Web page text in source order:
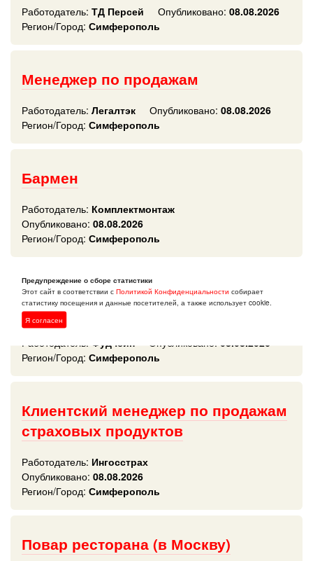
Работодатель: ТД Персей Опубликовано: 08.08.2026
Регион/Город: Симферополь
Менеджер по продажам
Работодатель: Легалтэк Опубликовано: 08.08.2026
Регион/Город: Симферополь
Бармен
Работодатель: Комплектмонтаж
Опубликовано: 08.08.2026
Регион/Город: Симферополь
Менеджер по продажам/Торговый
представитель
Работодатель: Фудчейн Опубликовано: 08.08.2026
Регион/Город: Симферополь
Клиентский менеджер по продажам
страховых продуктов
Работодатель: Ингосстрах
Опубликовано: 08.08.2026
Регион/Город: Симферополь
Повар ресторана (в Москву)
Предупреждение о сборе статистики
Этот сайт в соответствии сПолитикой Конфиденциальности собирает
статистику посещения и данные посетителей, а также использует cookie.
Я согласен